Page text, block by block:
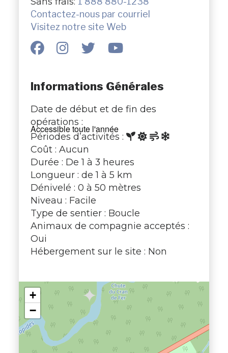
Contactez-nous par courriel
Visitez notre site Web
Informations Générales
Date de début et de fin des
opérations :
Accessible toute l'année
Périodes d’activités :
Coût : Aucun
Durée : De 1 à 3 heures
Longueur : de 1 à 5 km
Dénivelé : 0 à 50 mètres
Niveau : Facile
Type de sentier : Boucle
Animaux de compagnie acceptés :
Oui
Hébergement sur le site : Non
+
−